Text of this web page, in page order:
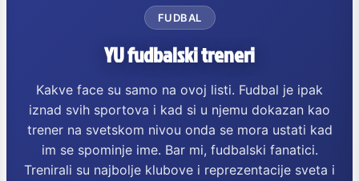
FUDBAL
YU fudbalski treneri
Kakve face su samo na ovoj listi. Fudbal je ipak
iznad svih sportova i kad si u njemu dokazan kao
trener na svetskom nivou onda se mora ustati kad
im se spominje ime. Bar mi, fudbalski fanatici.
Trenirali su najbolje klubove i reprezentacije sveta i